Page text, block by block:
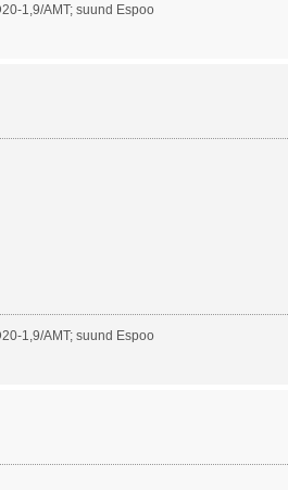
1,9/AMT; suund Espoo
1,9/AMT; suund Espoo